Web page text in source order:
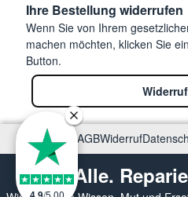
Ihre Bestellung widerrufen
Wenn Sie von Ihrem
machen möchten, klicken Sie
Button.
ImpressumAGBWiderruf
Alle.
/5.00